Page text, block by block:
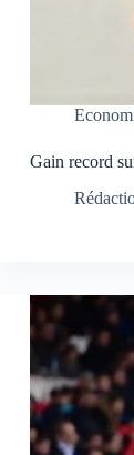
Gain record